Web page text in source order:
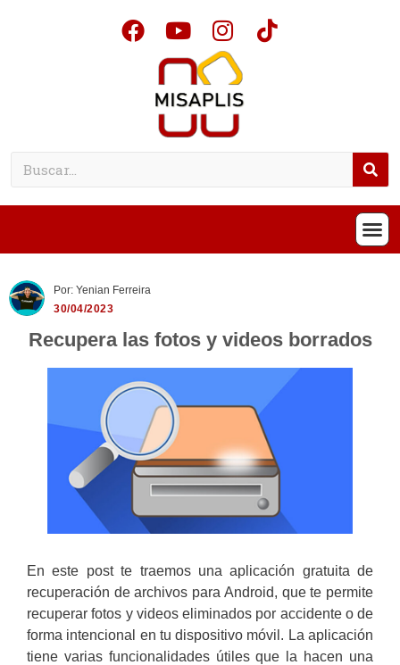
Por: Yenian Ferreira
30/04/2023
Recupera las fotos y videos borrados
En este post te traemos una aplicación gratuita de
recuperación de archivos para Android, que te permite
recuperar fotos y videos eliminados por accidente o de
forma intencional en tu dispositivo móvil. La aplicación
tiene varias funcionalidades útiles que la hacen una